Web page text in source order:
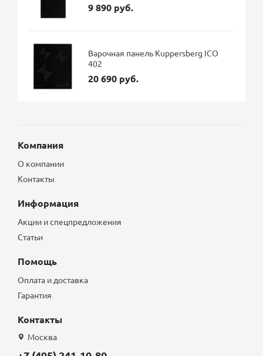
9 890 руб.
Варочная панель Kuppersberg ICO
402
20 690 руб.
Компания
О компании
Контакты
Информация
Акции и спецпредложения
Статьи
Помощь
Оплата и доставка
Гарантия
Контакты
Москва